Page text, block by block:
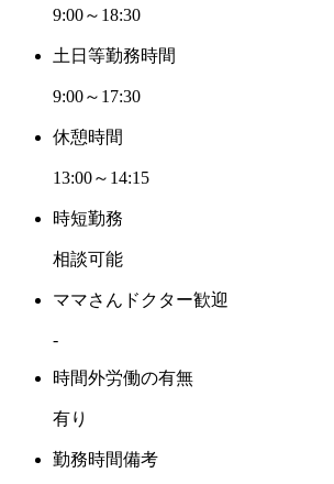
9:00～18:30
土日等勤務時間
9:00～17:30
休憩時間
13:00～14:15
時短勤務
相談可能
ママさんドクター歓迎
-
時間外労働の有無
有り
勤務時間備考